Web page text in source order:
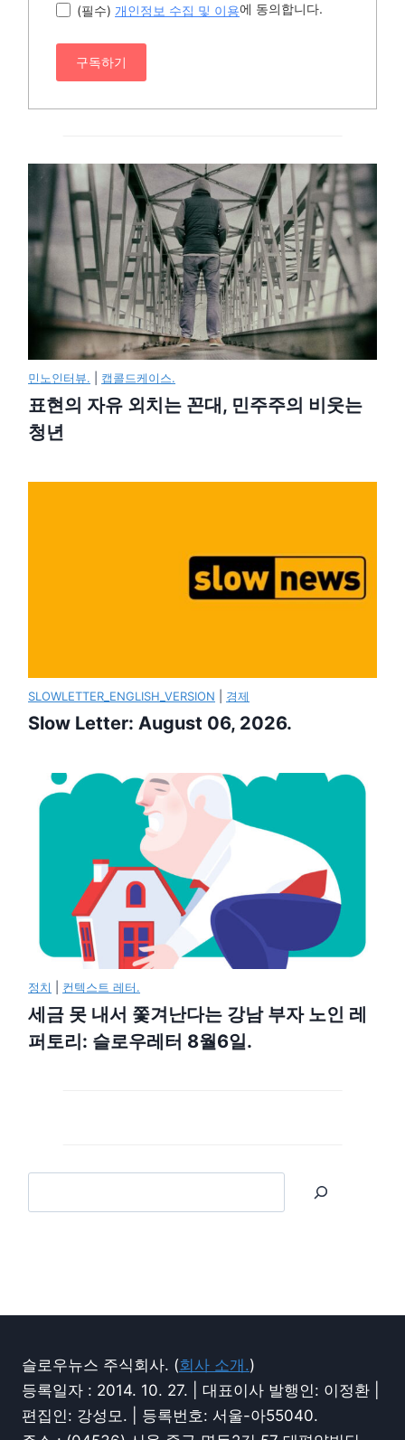
(필수) 개인정보 수집 및 이용에 동의합니다.
구독하기
민노인터뷰. 캡콜드케이스.
표현의 자유 외치는 꼰대, 민주주의 비웃는
청년
SLOWLETTER_ENGLISH_VERSION 경제
Slow Letter: August 06, 2026.
정치 컨텍스트 레터.
세금 못 내서 쫓겨난다는 강남 부자 노인 레
퍼토리: 슬로우레터 8월6일.
슬로우뉴스 주식회사. (회사 소개.)
등록일자 : 2014. 10. 27. | 대표이사 발행인: 이정환 |
편집인: 강성모. | 등록번호: 서울-아55040.